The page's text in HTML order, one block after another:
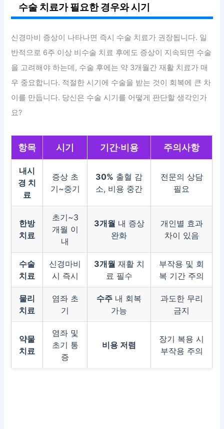
수술 치료가 필요한 경우와 시기
신경마비 증상이 나타나면 즉시 수술 치료가 권장됩니다. 일
반적으로 6주 이상 비수술 치료 후에도 증상이 지속되면 수술
을 고려해야 하는데, 수술 후에는 약 3개월간 재활 치료가 매
우 중요합니다. 적절한 시기에 수술을 받는 것이 회복에 큰 차
이를 만듭니다. 당신은 수술 시기를 어떻게 판단할 생각인가
요?
항목 시기 기간·비용 주의사항
내시
경 치
료
증상 초
기~중기
30% 출혈 감
소, 비용 중간
전문의 상담
필요
한방
치료
초기~3
개월 이
내
3개월 내 증상
완화
개인별 효과
차이 있음
수술
치료
신경마비
시 즉시
3개월 재활 치
료 필수
부작용 및 회
복 기간 주의
물리
치료
염좌 초
기
수주 내 회복
가능
과도한 무리
금지
약물
치료
염좌 및
초기 통
증
비용 저렴
장기 복용 시
부작용 주의